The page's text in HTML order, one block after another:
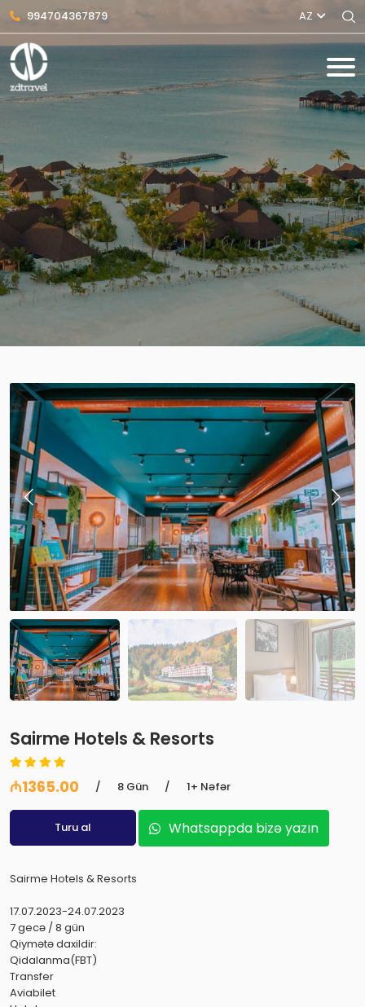
994704367879 AZ
Sairme Hotels & Resorts
₼1365.00 / 8 Gün / 1+ Nəfər
Turu al Whatsappda bizə yazın
Sairme Hotels & Resorts
17.07.2023-24.07.2023
7 gecə / 8 gün
Qiymətə daxildir:
Qidalanma(FBT)
Transfer
Aviabilet